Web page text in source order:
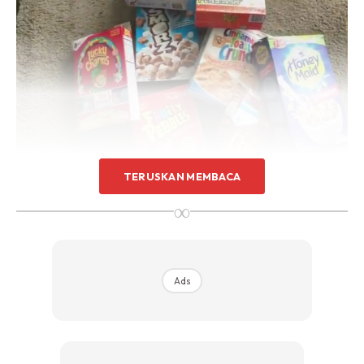
Sentuhan Midas penuh kemewahan dan elegant
untuk kediaman anda.
Rahsia dari IMPIANA, download sekarang di
2. Buka kotak tersebut
TERUSKAN MEMBACA
∞
Ads